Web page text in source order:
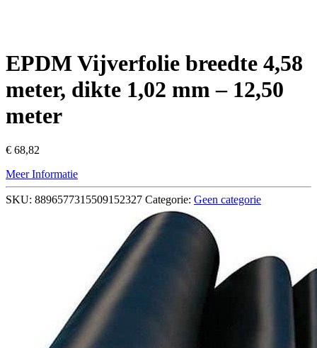
EPDM Vijverfolie breedte 4,58
meter, dikte 1,02 mm – 12,50
meter
€ 68,82
Meer Informatie
SKU: 8896577315509152327 Categorie: Geen categorie